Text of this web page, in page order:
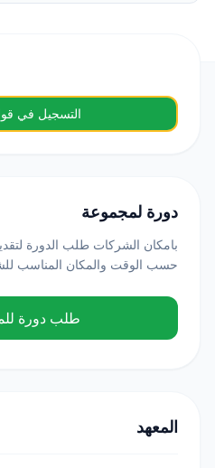
التسجيل في
دورة لمجموعة
بامكان الشركات طلب الدورة
حسب الوقت والمكان المناسب
طلب دورة
المعهد